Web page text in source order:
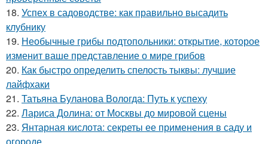
18. Успех в садоводстве: как правильно высадить
клубнику
19. Необычные грибы подтопольники: открытие, которое
изменит ваше представление о мире грибов
20. Как быстро определить спелость тыквы: лучшие
лайфхаки
21. Татьяна Буланова Вологда: Путь к успеху
22. Лариса Долина: от Москвы до мировой сцены
23. Янтарная кислота: секреты ее применения в саду и